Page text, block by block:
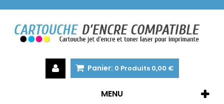
Panier: 0 Produits 0,00 €
MENU